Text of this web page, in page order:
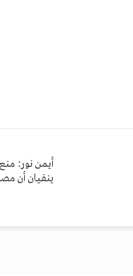
أيمن نور:
ينفيان أن